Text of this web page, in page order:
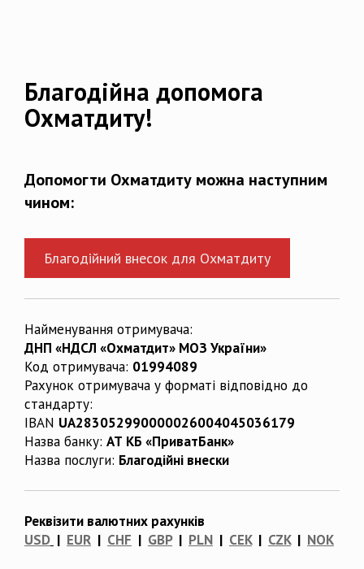
Благодійна допомога
Охматдиту!
Допомогти Охматдиту можна наступним
чином:
Благодійний внесок для Охматдиту
Найменування отримувача:
ДНП «НДСЛ «Охматдит» МОЗ України»
Код отримувача: 01994089
Рахунок отримувача у форматі відповідно до
стандарту:
IBAN UA283052990000026004045036179
Назва банку: АТ КБ «ПриватБанк»
Назва послуги: Благодійні внески
Реквізити валютних рахунків
USD | EUR | CHF | GBP| PLN | CEK| CZK| NOK